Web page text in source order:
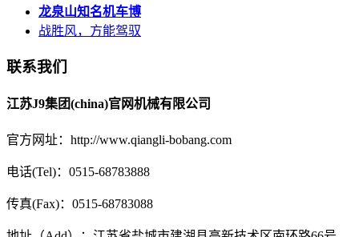
龙泉山知名机车博
战胜风，方能驾驭
联系我们
江苏J9集团(china)官网机械有限公司
官方网址：http://www.qiangli-bobang.com
电话(Tel)：0515-68783888
传真(Fax)：0515-68783088